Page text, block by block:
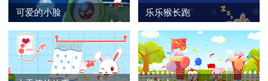
可爱的小脸 乐乐猴长跑